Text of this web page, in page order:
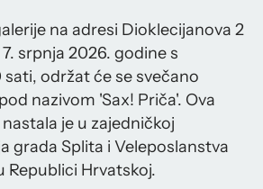
na adresi Dioklecijanova 2
srpnja 2026. godine s
održat će se svečano
nazivom 'Sax! Priča'. Ova
je u zajedničkoj
grada Splita i Veleposlanstva
Republici Hrvatskoj.